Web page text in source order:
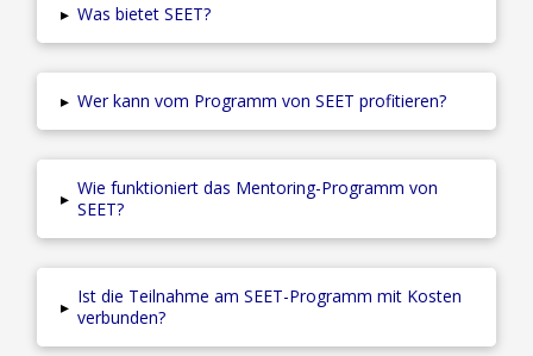
▸ Was bietet SEET?
▸ Wer kann vom Programm von SEET profitieren?
▸ Wie funktioniert das Mentoring-Programm von
SEET?
▸ Ist die Teilnahme am SEET-Programm mit Kosten
verbunden?